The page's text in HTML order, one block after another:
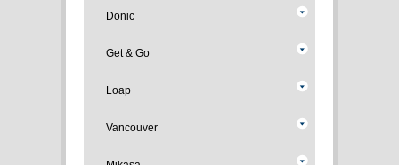
Donic
Get & Go
Loap
Vancouver